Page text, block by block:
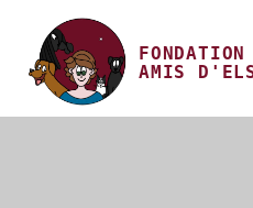
contenu
AMIS